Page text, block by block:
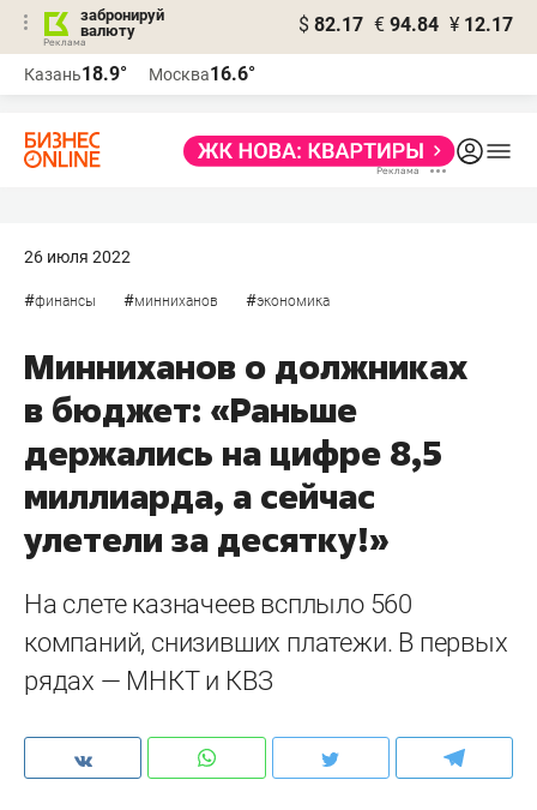
забронируй
валюту
$ 82.17 € 94.84 ¥ 12.17
Казань18.9° Москва16.6°
26 июля 2022
#финансы #минниханов #экономика
Минниханов о должниках
в бюджет: «Раньше
держались на цифре 8,5
миллиарда, а сейчас
улетели за десятку!»
На слете казначеев всплыло 560
компаний, снизивших платежи. В первых
рядах — МНКТ и КВЗ